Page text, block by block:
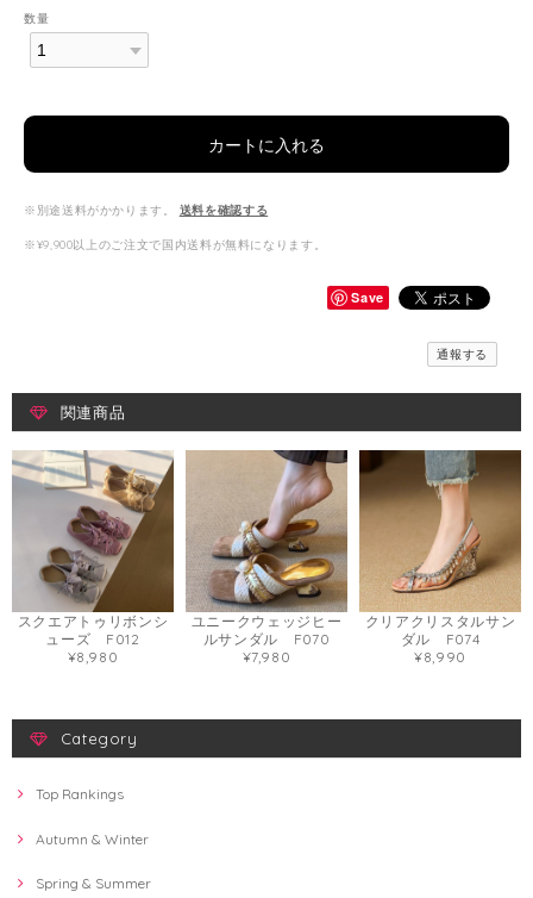
数量
カートに入れる
※別途送料がかかります。 送料を確認する
※¥9,900以上のご注文で国内送料が無料になります。
Save
通報する
関連商品
スクエアトゥリボンシ
ューズ F012
¥8,980
ユニークウェッジヒー
ルサンダル F070
¥7,980
クリアクリスタルサン
ダル F074
¥8,990
Category
Top Rankings
Autumn & Winter
Spring & Summer